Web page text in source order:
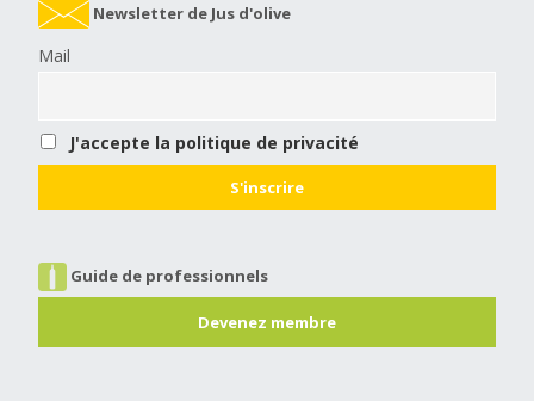
Newsletter de Jus d'olive
Mail
J'accepte la politique de privacité
Guide de professionnels
Devenez membre